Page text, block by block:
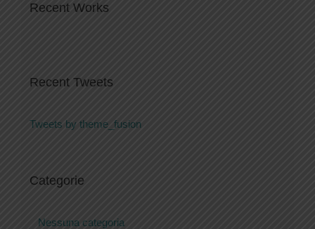
Recent Works
Recent Tweets
Tweets by theme_fusion
Categorie
Nessuna categoria